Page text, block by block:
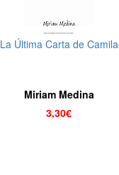
La Última Carta de Camila
Miriam Medina
3,30€